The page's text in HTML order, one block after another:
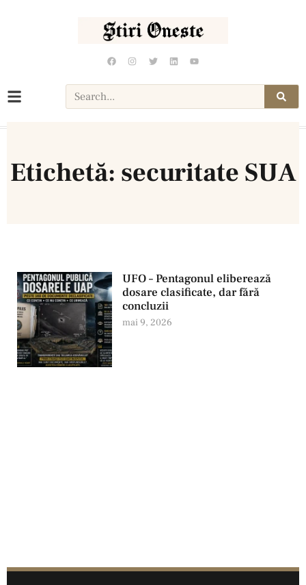
Etichetă: securitate SUA
UFO – Pentagonul eliberează
dosare clasificate, dar fără
concluzii
mai 9, 2026